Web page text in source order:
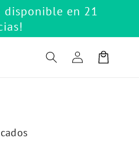
disponible en 21
Iniciar
sesión
Carrito